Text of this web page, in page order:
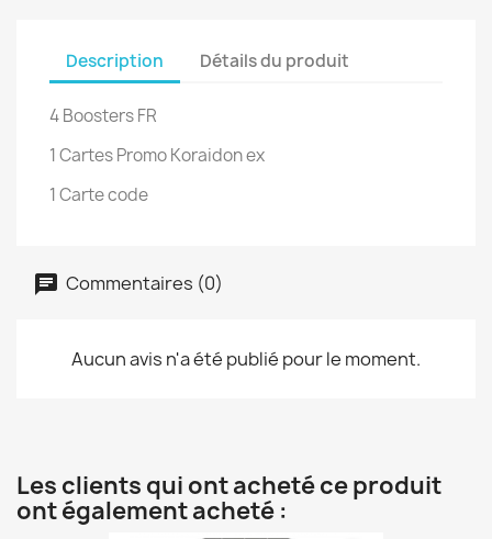
Description Détails du produit
4 Boosters FR
1 Cartes Promo Koraidon ex
1 Carte code
Commentaires (0)
Aucun avis n'a été publié pour le moment.
Les clients qui ont acheté ce produit
ont également acheté :